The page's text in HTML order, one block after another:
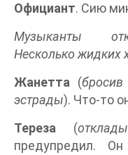
Официант. Сию
Музыканты
Несколько жидких
Жанетта (
эстрады). Что-то
Тереза (
предупредил.